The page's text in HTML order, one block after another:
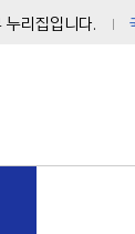
누리집입니다.